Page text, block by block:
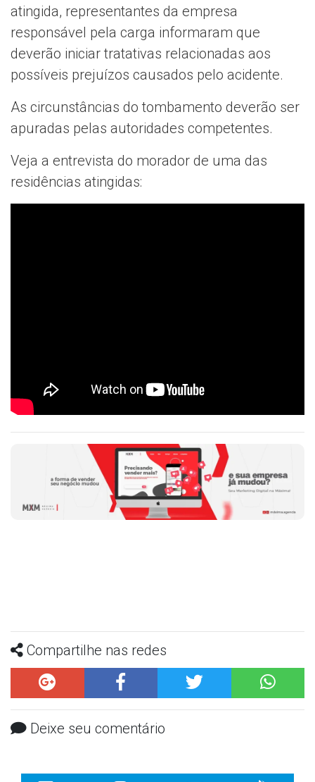
atingida, representantes da empresa
responsável pela carga informaram que
deverão iniciar tratativas relacionadas aos
possíveis prejuízos causados pelo acidente.
As circunstâncias do tombamento deverão ser
apuradas pelas autoridades competentes.
Veja a entrevista do morador de uma das
residências atingidas:
Compartilhe nas redes
Deixe seu comentário